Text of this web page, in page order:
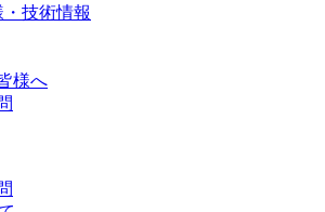
技術情報
様へ